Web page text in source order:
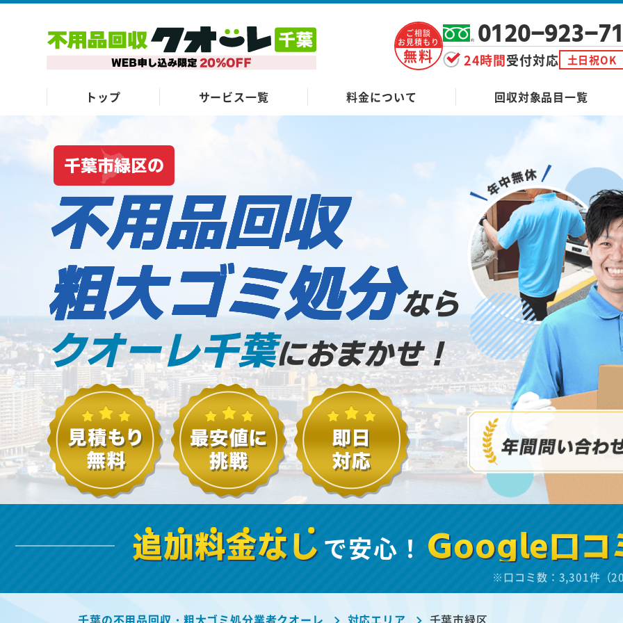
ご相談
お見積もり
無料
0120-923-
24時間受付対応 土日祝OK
トップ サービス一覧 料金について 回収対象品目一覧
千葉市緑区の
不用品回収
粗大ゴミ処分なら
クオーレ千葉におまかせ！
追加料金なし で安心！ Google口
※口コミ数：3,301件（
千葉の不用品回収・粗大ゴミ処分業者クオーレ 対応エリア 千葉市緑区